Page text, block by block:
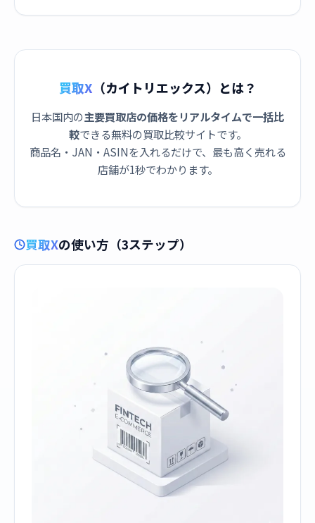
買取X （カイトリエックス）とは？
日本国内の主要買取店の価格をリアルタイムで一括比
較できる無料の買取比較サイトです。
商品名・JAN・ASINを入れるだけで、最も高く売れる
店舗が1秒でわかります。
買取Xの使い方（3ステップ）